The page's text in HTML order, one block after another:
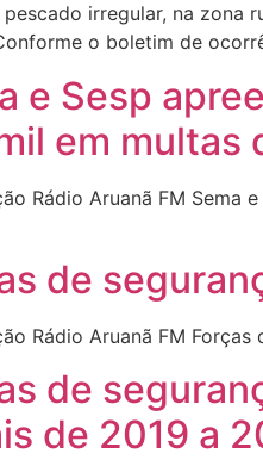
irregular, na zona
o boletim de
e Sesp
em multas
Rádio Aruanã FM Sema
de
Rádio Aruanã FM
de
de 2019 a